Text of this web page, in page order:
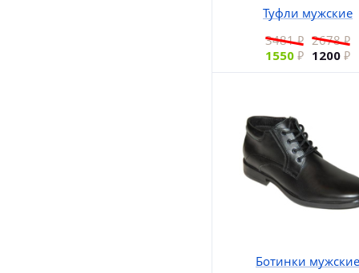
Туфли мужские
3481
1550
2678
1200
Ботинки мужские